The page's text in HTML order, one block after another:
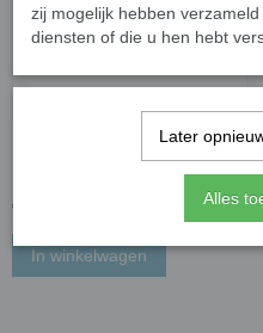
Keramiek bloemetjes -
€ 2,17
In winkelwagen
zij mogelijk hebben
diensten of die u hen hebt
Later
Alles